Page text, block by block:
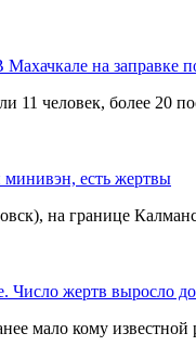
на заправке
человек, более 20
минивэн, есть жертвы
на границе
Число жертв выросло
мало кому